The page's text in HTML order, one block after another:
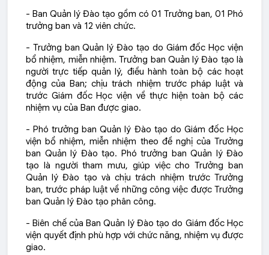
- Ban Quản lý Đào tạo gồm có 01 Trưởng ban, 01 Phó
trưởng ban và 12 viên chức.
- Trưởng ban Quản lý Đào tạo do Giám đốc Học viện
bổ nhiệm, miễn nhiệm. Trưởng ban Quản lý Đào tạo là
người trực tiếp quản lý, điều hành toàn bộ các hoạt
động của Ban; chịu trách nhiệm trước pháp luật và
trước Giám đốc Học viện về thực hiện toàn bộ các
nhiệm vụ của Ban được giao.
- Phó trưởng ban Quản lý Đào tạo do Giám đốc Học
viện bổ nhiệm, miễn nhiệm theo đề nghị của Trưởng
ban Quản lý Đào tạo. Phó trưởng ban Quản lý Đào
tạo là người tham mưu, giúp việc cho Trưởng ban
Quản lý Đào tạo và chịu trách nhiệm trước Trưởng
ban, trước pháp luật về những công việc được Trưởng
ban Quản lý Đào tạo phân công.
- Biên chế của Ban Quản lý Đào tạo do Giám đốc Học
viện quyết định phù hợp với chức năng, nhiệm vụ được
giao.